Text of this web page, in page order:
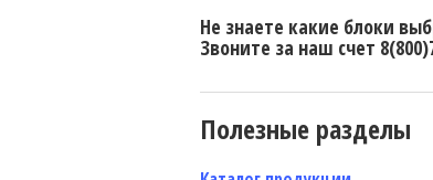
Не знаете какие блоки
Звоните за наш счет
Полезные разделы